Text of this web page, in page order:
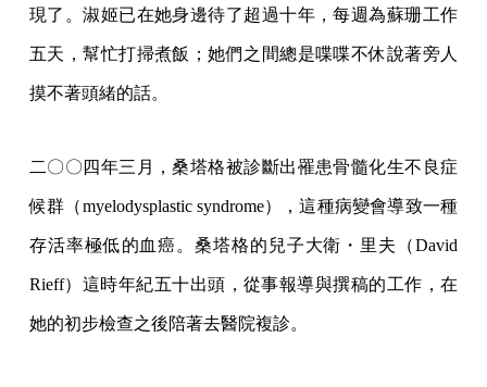
現了。淑姬已在她身邊待了超過十年，每週為蘇珊工作
五天，幫忙打掃煮飯；她們之間總是喋喋不休說著旁人
摸不著頭緒的話。
二〇〇四年三月，桑塔格被診斷出罹患骨髓化生不良症
候群（myelodysplastic syndrome），這種病變會導致一種
存活率極低的血癌。桑塔格的兒子大衛・里夫（David
Rieff）這時年紀五十出頭，從事報導與撰稿的工作，在
她的初步檢查之後陪著去醫院複診。